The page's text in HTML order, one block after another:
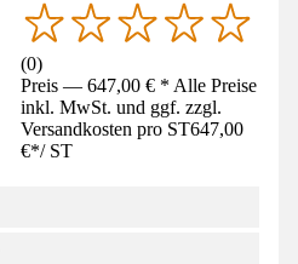
(0)
Preis — 647,00 € * Alle Preise
inkl. MwSt. und ggf. zzgl.
Versandkosten pro ST647,00
€*/ ST